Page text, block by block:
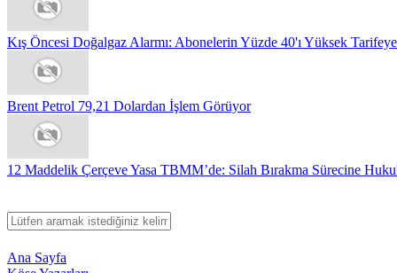
Kış Öncesi Doğalgaz Alarmı: Abonelerin Yüzde 40'ı Yüksek
Brent Petrol 79,21 Dolardan İşlem Görüyor
12 Maddelik Çerçeve Yasa TBMM’de: Silah Bırakma Sürecine
Ana Sayfa